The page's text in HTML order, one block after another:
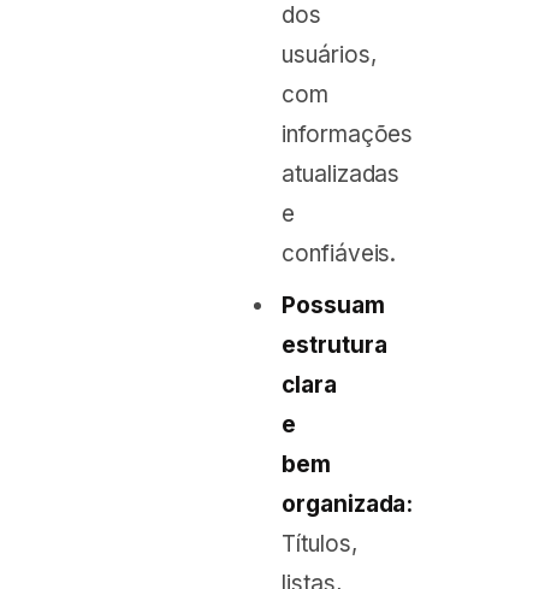
dos
usuários,
com
informações
atualizadas
e
confiáveis.
Possuam
estrutura
clara
e
bem
organizada:
Títulos,